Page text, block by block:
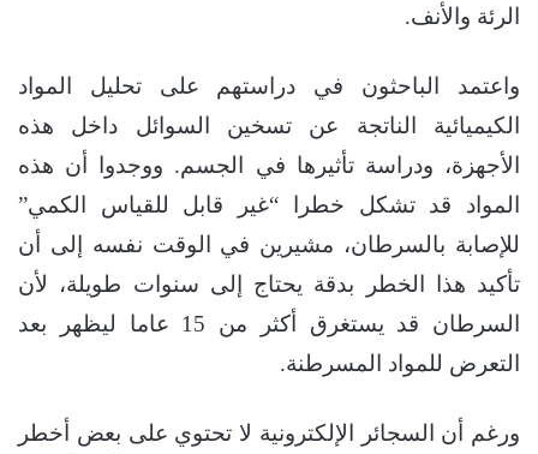
الرئة والأنف.
واعتمد الباحثون في دراستهم على تحليل المواد
الكيميائية الناتجة عن تسخين السوائل داخل هذه
الأجهزة، ودراسة تأثيرها في الجسم. ووجدوا أن هذه
المواد قد تشكل خطرا “غير قابل للقياس الكمي”
للإصابة بالسرطان، مشيرين في الوقت نفسه إلى أن
تأكيد هذا الخطر بدقة يحتاج إلى سنوات طويلة، لأن
السرطان قد يستغرق أكثر من 15 عاما ليظهر بعد
التعرض للمواد المسرطنة.
ورغم أن السجائر الإلكترونية لا تحتوي على بعض أخطر